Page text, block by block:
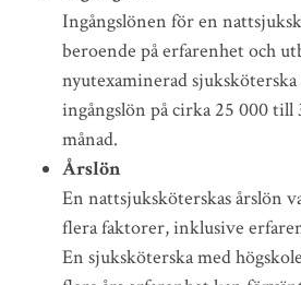
Ingångslönen för en
beroende på erfarenhet och
nyutexaminerad
ingångslön på cirka 25 000
månad.
Årslön
En nattsjuksköterskas årslön
flera faktorer, inklusive
En sjuksköterska med